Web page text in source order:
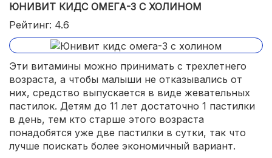
ЮНИВИТ КИДС ОМЕГА-3 С ХОЛИНОМ
Рейтинг: 4.6
Эти витамины можно принимать с трехлетнего
возраста, а чтобы малыши не отказывались от
них, средство выпускается в виде жевательных
пастилок. Детям до 11 лет достаточно 1 пастилки
в день, тем кто старше этого возраста
понадобятся уже две пастилки в сутки, так что
лучше поискать более экономичный вариант.